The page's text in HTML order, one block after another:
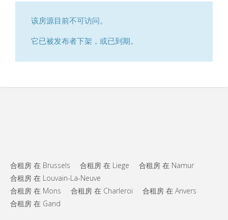
该房源目前不可访问。
它已被发布者下架，或已到期。
合租房 在 Brussels 合租房 在 Liege
合租房 在 Namur
合租房 在 Louvain-La-Neuve
合租房 在 Mons
合租房 在 Charleroi
合租房 在 Anvers
合租房 在 Gand